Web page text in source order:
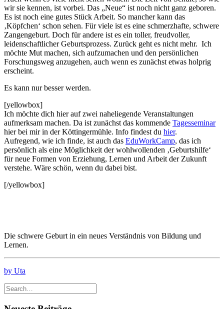
wir sie kennen, ist vorbei. Das „Neue“ ist noch nicht ganz geboren.
Es ist noch eine gutes Stück Arbeit. So mancher kann das
‚Köpfchen‘ schon sehen. Für viele ist es eine schmerzhafte, schwere
Zangengeburt. Doch für andere ist es ein toller, freudvoller,
leidenschaftlicher Geburtsprozess. Zurück geht es nicht mehr. Ich
möchte Mut machen, sich aufzumachen und den persönlichen
Forschungsweg anzugehen, auch wenn es zunächst etwas holprig
erscheint.
Es kann nur besser werden.
[yellowbox]
Ich möchte dich hier auf zwei naheliegende Veranstaltungen
aufmerksam machen. Da ist zunächst das kommende Tagesseminar
hier bei mir in der Köttingermühle. Info findest du hier.
Aufregend, wie ich finde, ist auch das EduWorkCamp, das ich
persönlich als eine Möglichkeit der wohlwollenden ‚Geburtshilfe‘
für neue Formen von Erziehung, Lernen und Arbeit der Zukunft
verstehe. Wäre schön, wenn du dabei bist.
[/yellowbox]
Die schwere Geburt in ein neues Verständnis von Bildung und
Lernen.
by Uta